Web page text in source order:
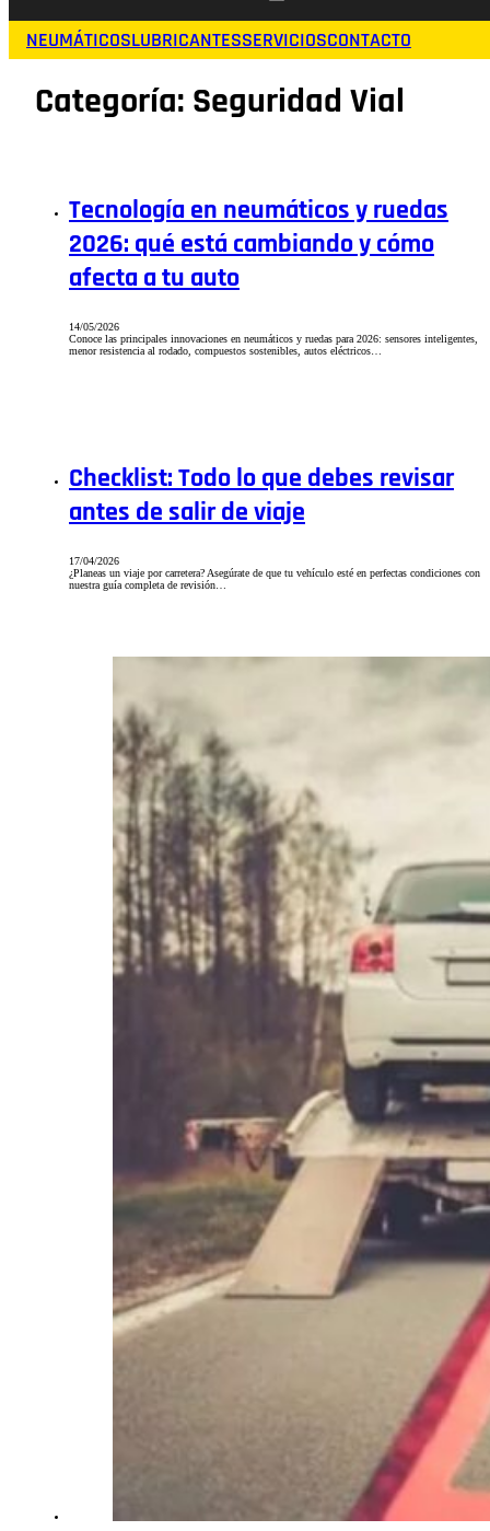
NEUMÁTICOSLUBRICANTESSERVICIOSCONTACTO
Categoría: Seguridad Vial
Tecnología en neumáticos y ruedas
2026: qué está cambiando y cómo
afecta a tu auto
14/05/2026
Conoce las principales innovaciones en neumáticos y ruedas para 2026: sensores inteligentes,
menor resistencia al rodado, compuestos sostenibles, autos eléctricos…
Checklist: Todo lo que debes revisar
antes de salir de viaje
17/04/2026
¿Planeas un viaje por carretera? Asegúrate de que tu vehículo esté en perfectas condiciones con
nuestra guía completa de revisión…